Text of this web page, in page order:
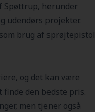
Spøttrup, herunder
udendørs projekter.
brug af sprøjtepistol
og det kan være
den bedste pris.
men tjener også